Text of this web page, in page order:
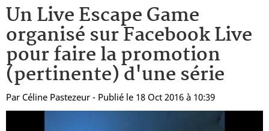
Un Live Escape Game
organisé sur Facebook Live
pour faire la promotion
(pertinente) d'une série
Par Céline Pastezeur - Publié le 18 Oct 2016 à 10:39